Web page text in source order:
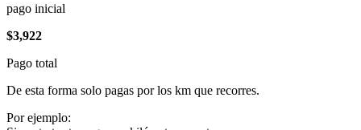
pago inicial
$3,922
Pago total
De esta forma solo pagas por los km que recorres.
Por ejemplo: